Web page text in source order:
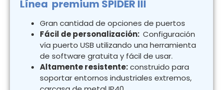
Línea premium SPIDER III
Gran cantidad de opciones de puertos
Fácil de personalización: Configuración
vía puerto USB utilizando una herramienta
de software gratuita y fácil de usar.
Altamente resistente:construido para
soportar entornos industriales extremos,